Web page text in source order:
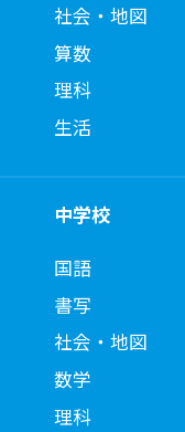
社会・地図
算数
理科
生活
中学校
国語
書写
社会・地図
数学
理科